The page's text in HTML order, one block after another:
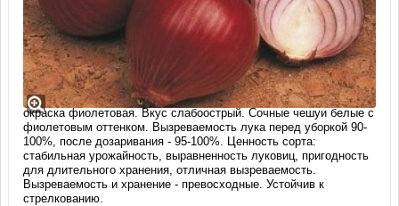
Лук-севок сорт Кармен МС (1 кг)
Раннеспелый сорт. Период от посева до массового полегания и
пожелтения листьев 64-96 дней. Луковица округлоплоская,
средней плотности, массой 50-70 г. Число сухих чешуй 2-3,
окраска фиолетовая. Вкус слабоострый. Сочные чешуи белые с
фиолетовым оттенком. Вызреваемость лука перед уборкой 90-
100%, после дозаривания - 95-100%. Ценность сорта:
стабильная урожайность, выравненность луковиц, пригодность
для длительного хранения, отличная вызреваемость.
Вызреваемость и хранение - превосходные. Устойчив к
стрелкованию.